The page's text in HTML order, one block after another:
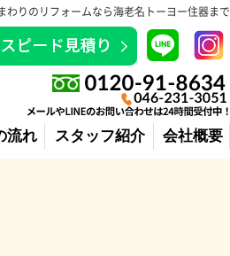
わりのリフォームなら海老名トーヨー住器まで
流れ スタッフ紹介 会社概要